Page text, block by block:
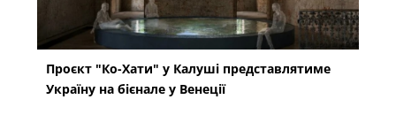
Проєкт "Ко-Хати" у Калуші представлятиме
Україну на бієнале у Венеції